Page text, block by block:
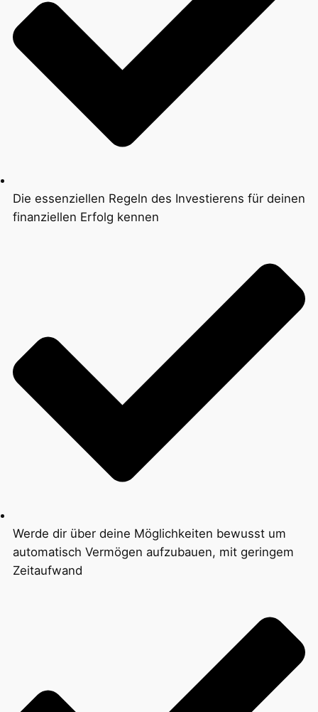
Die essenziellen Regeln des Investierens für deinen
finanziellen Erfolg kennen
Werde dir über deine Möglichkeiten bewusst um
automatisch Vermögen aufzubauen, mit geringem
Zeitaufwand